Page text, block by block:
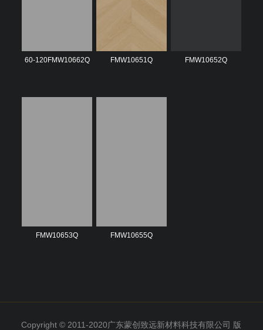
60-120FMW10662Q FMW10651Q FMW10652Q
FMW10653Q FMW10655Q
Copyright © 2011-2020广东蒙创致远新材料科技有限公司 版